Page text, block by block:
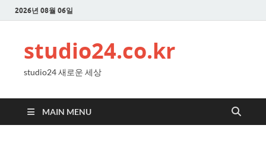
2026년 08월 06일
studio24.co.kr
studio24 새로운 세상
MAIN MENU